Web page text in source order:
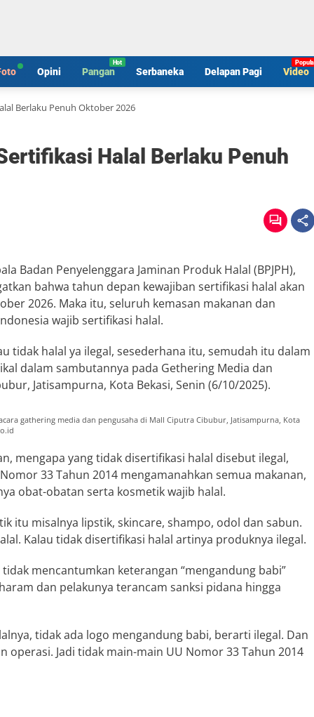
Opini Pangan Serbaneka Delapan Pagi Video
Berlaku Penuh Oktober 2026
Halal Berlaku Penuh
Badan Penyelenggara Jaminan Produk Halal (BPJPH),
bahwa tahun depan kewajiban sertifikasi halal akan
2026. Maka itu, seluruh kemasan makanan dan
wajib sertifikasi halal.
tidak halal ya ilegal, sesederhana itu, semudah itu dalam
dalam sambutannya pada Gethering Media dan
Jatisampurna, Kota Bekasi, Senin (6/10/2025).
gathering media dan pengusaha di Mall Ciputra Cibubur, Jatisampurna, Kota
mengapa yang tidak disertifikasi halal disebut ilegal,
33 Tahun 2014 mengamanahkan semua makanan,
obat-obatan serta kosmetik wajib halal.
itu misalnya lipstik, skincare, shampo, odol dan sabun.
Kalau tidak disertifikasi halal artinya produknya ilegal.
mencantumkan keterangan “mengandung babi”
dan pelakunya terancam sanksi pidana hingga
tidak ada logo mengandung babi, berarti ilegal. Dan
operasi. Jadi tidak main-main UU Nomor 33 Tahun 2014